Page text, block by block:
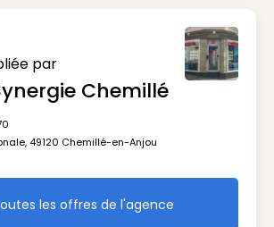
par
Chemillé
, 49120 Chemillé-en-Anjou
Toutes les offres de l'agence
les offres de l'agence